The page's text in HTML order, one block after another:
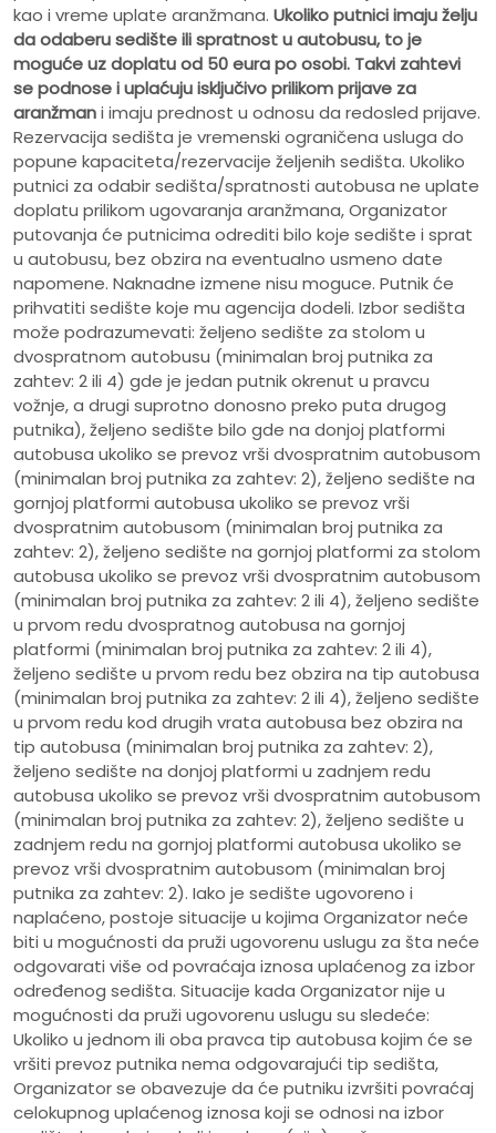
kao i vreme uplate aranžmana. Ukoliko putnici imaju želju
da odaberu sedište ili spratnost u autobusu, to je
moguće uz doplatu od 50 eura po osobi. Takvi zahtevi
se podnose i uplaćuju isključivo prilikom prijave za
aranžmani imaju prednost u odnosu da redosled prijave.
Rezervacija sedišta je vremenski ograničena usluga do
popune kapaciteta/rezervacije željenih sedišta. Ukoliko
putnici za odabir sedišta/spratnosti autobusa ne uplate
doplatu prilikom ugovaranja aranžmana, Organizator
putovanja će putnicima odrediti bilo koje sedište i sprat
u autobusu, bez obzira na eventualno usmeno date
napomene. Naknadne izmene nisu moguce. Putnik će
prihvatiti sedište koje mu agencija dodeli. Izbor sedišta
može podrazumevati: željeno sedište za stolom u
dvospratnom autobusu (minimalan broj putnika za
zahtev: 2 ili 4) gde je jedan putnik okrenut u pravcu
vožnje, a drugi suprotno donosno preko puta drugog
putnika), željeno sedište bilo gde na donjoj platformi
autobusa ukoliko se prevoz vrši dvospratnim autobusom
(minimalan broj putnika za zahtev: 2), željeno sedište na
gornjoj platformi autobusa ukoliko se prevoz vrši
dvospratnim autobusom (minimalan broj putnika za
zahtev: 2), željeno sedište na gornjoj platformi za stolom
autobusa ukoliko se prevoz vrši dvospratnim autobusom
(minimalan broj putnika za zahtev: 2 ili 4), željeno sedište
u prvom redu dvospratnog autobusa na gornjoj
platformi (minimalan broj putnika za zahtev: 2 ili 4),
željeno sedište u prvom redu bez obzira na tip autobusa
(minimalan broj putnika za zahtev: 2 ili 4), željeno sedište
u prvom redu kod drugih vrata autobusa bez obzira na
tip autobusa (minimalan broj putnika za zahtev: 2),
željeno sedište na donjoj platformi u zadnjem redu
autobusa ukoliko se prevoz vrši dvospratnim autobusom
(minimalan broj putnika za zahtev: 2), željeno sedište u
zadnjem redu na gornjoj platformi autobusa ukoliko se
prevoz vrši dvospratnim autobusom (minimalan broj
putnika za zahtev: 2). Iako je sedište ugovoreno i
naplaćeno, postoje situacije u kojima Organizator neće
biti u mogućnosti da pruži ugovorenu uslugu za šta neće
odgovarati više od povraćaja iznosa uplaćenog za izbor
određenog sedišta. Situacije kada Organizator nije u
mogućnosti da pruži ugovorenu uslugu su sledeće:
Ukoliko u jednom ili oba pravca tip autobusa kojim će se
vršiti prevoz putnika nema odgovarajući tip sedišta,
Organizator se obavezuje da će putniku izvršiti povraćaj
celokupnog uplaćenog iznosa koji se odnosi na izbor